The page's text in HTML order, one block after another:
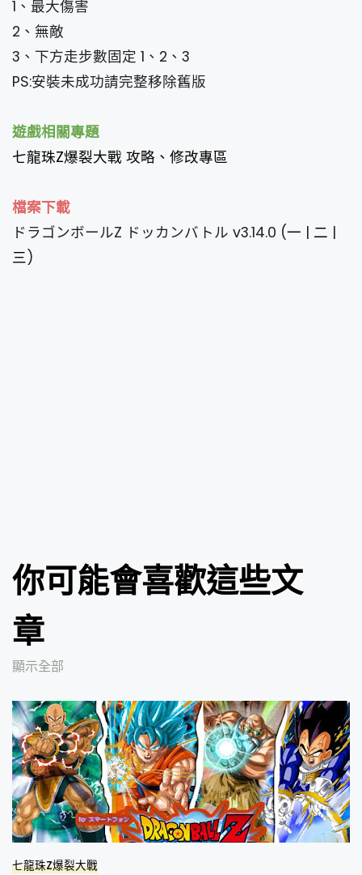
1、最大傷害
2、無敵
3、下方走步數固定 1、2、3
PS:安裝未成功請完整移除舊版
遊戲相關專題
七龍珠Z爆裂大戰 攻略、修改專區
檔案下載
ドラゴンボールZ ドッカンバトル v3.14.0 (一 | 二 |
三)
你可能會喜歡這些文
章
顯示全部
七龍珠Z爆裂大戰